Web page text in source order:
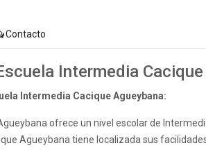
Contacto
Intermedia
Intermedia Cacique Agueybana:
ofrece un nivel escolar de
Agueybana tiene localizada sus